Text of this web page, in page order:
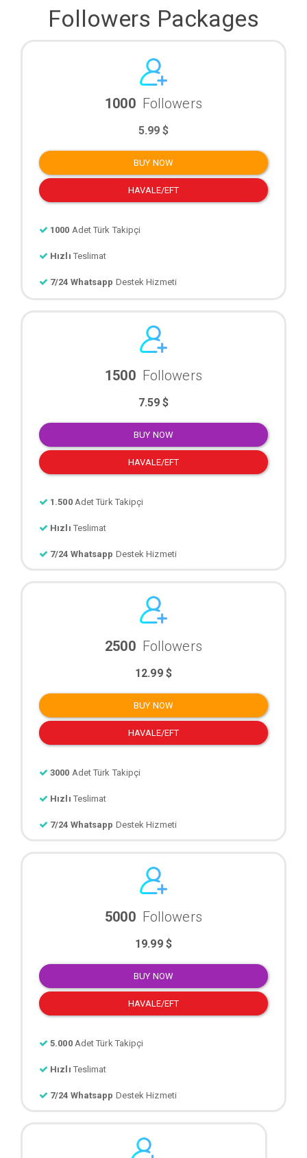
Followers Packages
1000 Followers
5.99 $
BUY NOW
HAVALE/EFT
1000 Adet Türk Takipçi
Hızlı Teslimat
7/24 Whatsapp Destek Hizmeti
1500 Followers
7.59 $
BUY NOW
HAVALE/EFT
1.500 Adet Türk Takipçi
Hızlı Teslimat
7/24 Whatsapp Destek Hizmeti
2500 Followers
12.99 $
BUY NOW
HAVALE/EFT
3000 Adet Türk Takipçi
Hızlı Teslimat
7/24 Whatsapp Destek Hizmeti
5000 Followers
19.99 $
BUY NOW
HAVALE/EFT
5.000 Adet Türk Takipçi
Hızlı Teslimat
7/24 Whatsapp Destek Hizmeti